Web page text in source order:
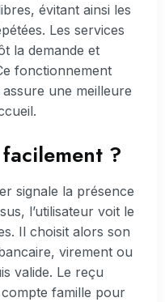
évitant ainsi les
Les services
la demande et
fonctionnement
une meilleure
?
signale la présence
l’utilisateur voit le
Il choisit alors son
virement ou
valide. Le reçu
famille pour